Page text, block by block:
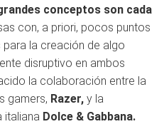
conceptos son cada
con, a priori, pocos puntos
para la creación de algo
disruptivo en ambos
la colaboración entre la
gamers, Razer, y la
italiana Dolce & Gabbana.